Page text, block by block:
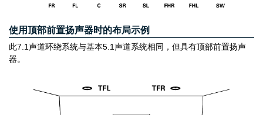
使用顶部前置扬声器时的布局示例
此7.1声道环绕系统与基本5.1声道系统相同，但具有顶部前置扬声
器。